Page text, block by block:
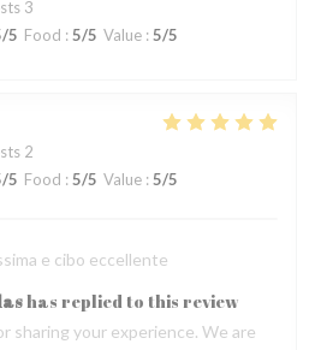
3
/5 Food : 5/5 Value : 5/5
2
/5 Food : 5/5 Value : 5/5
e cibo eccellente
has replied to this review
sharing your experience. We are